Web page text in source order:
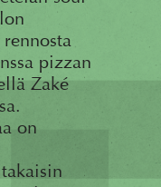
pizzan
Zaké
on